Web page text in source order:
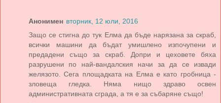
Анонимен вторник, 12 юли, 2016
Защо се стигна до тук Елма да бъде нарязана за скраб,
всички машини да бъдат умишлено изпочупени и
предадени също за скраб. Допри и цеховете бяха
разрушени по най-вандалския начи за да се извади
желязото. Сега площадката на Елма е като гробница -
зловеща гледка. Няма нищо здраво освен
административната сграда, а тя е за събаряне също!